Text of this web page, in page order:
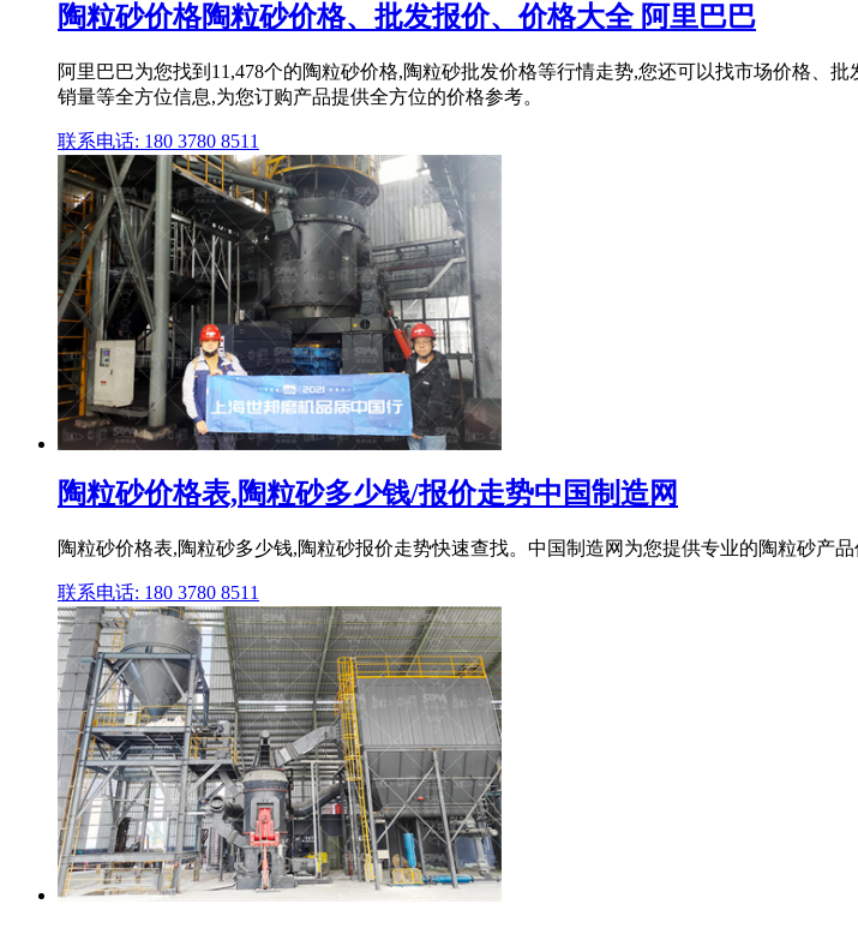
陶粒砂价格陶粒砂价格、批发报价、价格大全 阿里巴巴
阿里巴巴为您找到11,478个的陶粒砂价格,陶粒砂批发价格等行情走势,您还可以找市场价格、
销量等全方位信息,为您订购产品提供全方位的价格参考。
联系电话: 180 3780 8511
陶粒砂价格表,陶粒砂多少钱/报价走势中国制造网
陶粒砂价格表,陶粒砂多少钱,陶粒砂报价走势快速查找。中国制造网为您提供专业的陶粒砂产
联系电话: 180 3780 8511